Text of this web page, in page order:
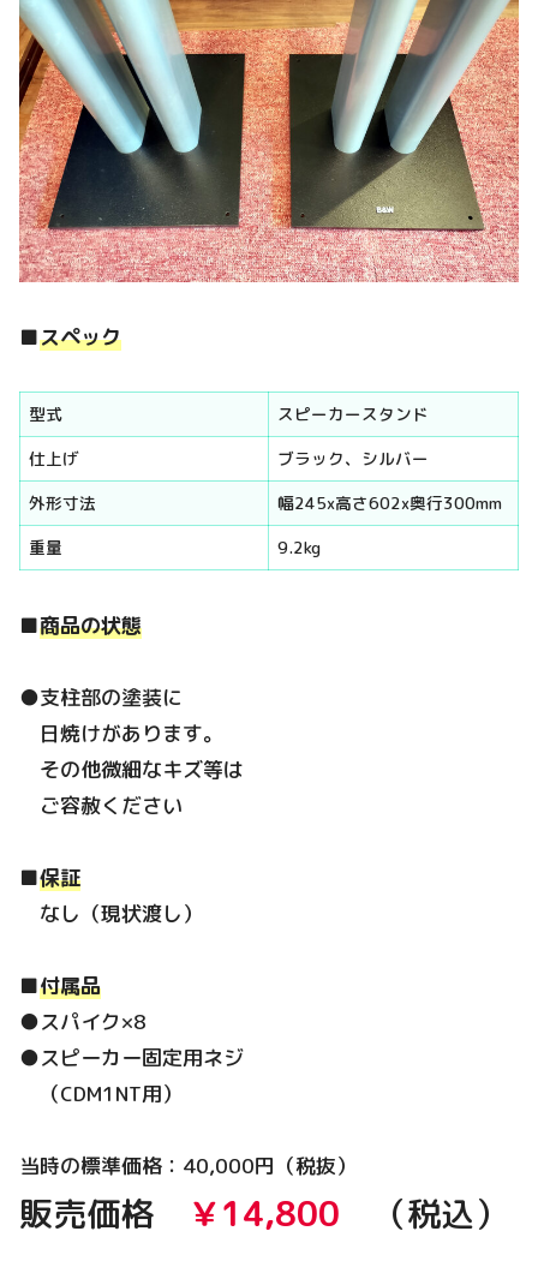
■スペック
型式
スピーカースタンド
仕上げ
ブラック、シルバー
外形寸法
幅245x高さ602x奥行300mm
重量
9.2kg
■商品の状態
●支柱部の塗装に
日焼けがあります。
その他微細なキズ等は
ご容赦ください
■保証
なし（現状渡し）
■付属品
●スパイク×8
●スピーカー固定用ネジ
（CDM1NT用）
当時の標準価格：40,000円（税抜）
販売価格 ￥14,800 （税込）